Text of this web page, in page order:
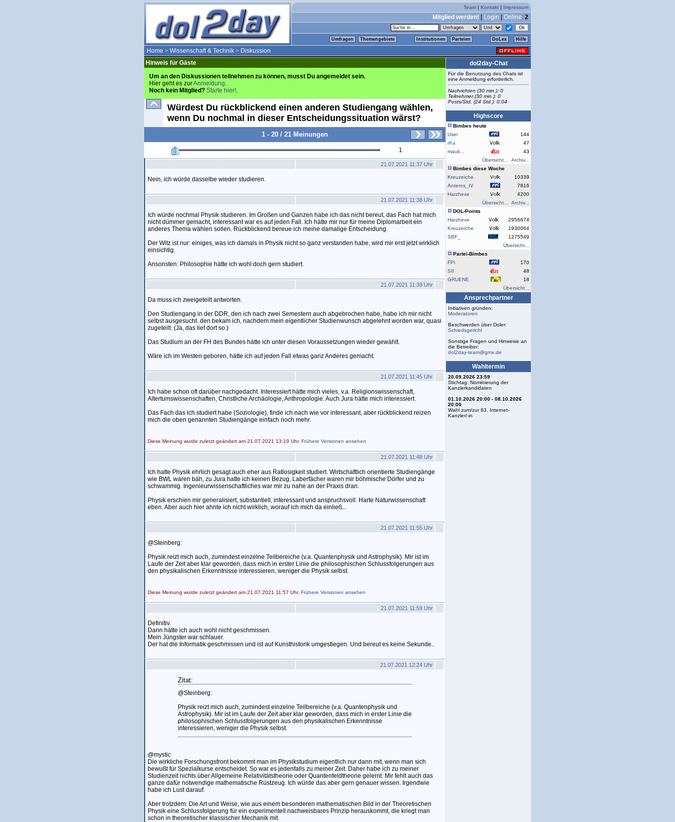
Team | Kontakt | Impressum
Mitglied werden! Login Online: 2
Umfragen Themengebiete Institutionen Parteien DoLex Hilfe
Home > Wissenschaft & Technik > Diskussion
Hinweis für Gäste
Um an den Diskussionen teilnehmen zu können, musst Du angemeldet sein.
Hier geht es zurAnmeldung.
Noch kein Mitglied? Starte hier!.
Würdest Du rückblickend einen anderen Studiengang wählen,
wenn Du nochmal in dieser Entscheidungssituation wärst?
1 - 20 / 21 Meinungen
1
21.07.2021 11:37 Uhr
Nein, ich würde dasselbe wieder studieren.
21.07.2021 11:38 Uhr
Ich würde nochmal Physik studieren. Im Großen und Ganzen habe ich das nicht bereut, das Fach hat mich
nicht dümmer gemacht, interessant war es auf jeden Fall. Ich hätte mir nur für meine Diplomarbeit ein
anderes Thema wählen sollen. Rückblickend bereue ich meine damalige Entscheidung.
Der Witz ist nur: einiges, was ich damals in Physik nicht so ganz verstanden habe, wird mir erst jetzt wirklich
einsichtig.
Ansonsten: Philosophie hätte ich wohl doch gern studiert.
21.07.2021 11:39 Uhr
Da muss ich zweigeteilt antworten.
Den Studiengang in der DDR, den ich nach zwei Semestern auch abgebrochen habe, habe ich mir nicht
selbst ausgesucht. den bekam ich, nachdem mein eigentlicher Studienwunsch abgelehnt worden war, quasi
zugeteilt. (Ja, das lief dort so.)
Das Studium an der FH des Bundes hätte ich unter diesen Voraussetzungen wieder gewählt.
Wäre ich im Westen geboren, hätte ich auf jeden Fall etwas ganz Anderes gemacht.
21.07.2021 11:45 Uhr
Ich habe schon oft darüber nachgedacht. Interessiert hätte mich vieles, v.a. Religionswissenschaft,
Altertumswissenschaften, Christliche Archäologie, Anthropologie. Auch Jura hätte mich interessiert.
Das Fach das ich studiert habe (Soziologie), finde ich nach wie vor interessant, aber rückblickend reizen
mich die oben genannten Studiengänge einfach noch mehr.
Diese Meinung wurde zuletzt geändert am 21.07.2021 13:19 Uhr. Frühere Versionen ansehen
21.07.2021 11:48 Uhr
Ich hatte Physik ehrlich gesagt auch eher aus Ratlosigkeit studiert. Wirtschaftlich orientierte Studiengänge
wie BWL waren bäh, zu Jura hatte ich keinen Bezug, Laberfächer waren mir böhmische Dörfer und zu
schwammig. Ingenieurwissenschaftliches war mir zu nahe an der Praxis dran.
Physik erschien mir generalisiert, substantiell, interessant und anspruchsvoll. Harte Naturwissenschaft
eben. Aber auch hier ahnte ich nicht wirklich, worauf ich mich da einließ...
21.07.2021 11:55 Uhr
@Steinberg:
Physik reizt mich auch, zumindest einzelne Teilbereiche (v.a. Quantenphysik und Astrophysik). Mir ist im
Laufe der Zeit aber klar geworden, dass mich in erster Linie die philosophischen Schlussfolgerungen aus
den physikalischen Erkenntnisse interessieren, weniger die Physik selbst.
Diese Meinung wurde zuletzt geändert am 21.07.2021 11:57 Uhr. Frühere Versionen ansehen
21.07.2021 11:59 Uhr
Definitiv.
Dann hätte ich auch wohl nicht geschmissen.
Mein Jüngster war schlauer.
Der hat die Informatik geschmissen und ist auf Kunsthistorik umgestiegen. Und bereut es keine Sekunde..
21.07.2021 12:24 Uhr
Zitat:
@Steinberg:
Physik reizt mich auch, zumindest einzelne Teilbereiche (v.a. Quantenphysik und
Astrophysik). Mir ist im Laufe der Zeit aber klar geworden, dass mich in erster Linie die
philosophischen Schlussfolgerungen aus den physikalischen Erkenntnisse
interessieren, weniger die Physik selbst.
@mystic
Die wirkliche Forschungsfront bekommt man im Physikstudium eigentlich nur dann mit, wenn man sich
bewußt für Spezialkurse entscheidet. So war es jedenfalls zu meiner Zeit. Daher habe ich zu meiner
Studienzeit nichts über Allgemeine Relativitätstheorie oder Quantenfeldtheorie gelernt. Mir fehlt auch das
ganze dafür notwendige mathematische Rüstzeug. Ich würde das aber gern genauer wissen. Irgendwie
habe ich Lust darauf.
Aber trotzdem: Die Art und Weise, wie aus einem besonderen mathematischen Bild in der Theoretischen
Physik eine Schlussfolgerung für ein experimentell nachweisbares Prinzip herauskommt, die kriegt man
schon in theoretischer klassischer Mechanik mit.
dol2day-Chat
Für die Benutzung des Chats ist
eine Anmeldung erforderlich.
Nachrichten (30 min.): 0
Teilnehmer (30 min.): 0
Posts/Std. (24 Std.): 0.04
Highscore
Bimbes heute
User
144
rKa
47
mauli...
43
Übersicht...
Archiv...
Bimbes diese Woche
Kreuzeiche.
10339
Anteros_IV
7816
Harzhexe
4200
Übersicht...
Archiv...
DOL-Points
Harzhexe
2956674
Kreuzeiche.
1930064
SBF_
1275549
Übersicht...
Partei-Bimbes
FPi
170
SII
48
GRUENE
18
Übersicht...
Ansprechpartner
Initiativen gründen:
Moderatoren
Beschwerden über Doler:
Schiedsgericht
Sonstige Fragen und Hinweise an
die Betreiber:
dol2day-team@gmx.de
Wahltermin
20.09.2026 23:59
Stichtag: Nominierung der
Kanzlerkandidaten
01.10.2026 20:00 - 08.10.2026
20:00
Wahl zum/zur 83. Internet-
Kanzler/-in